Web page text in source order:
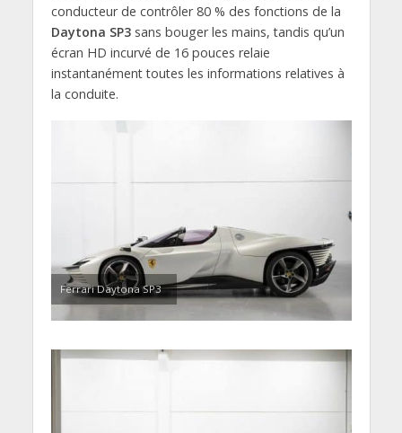
conducteur de contrôler 80 % des fonctions de la
Daytona SP3sans bouger les mains, tandis qu’un
écran HD incurvé de 16 pouces relaie
instantanément toutes les informations relatives à
la conduite.
Ferrari Daytona SP3